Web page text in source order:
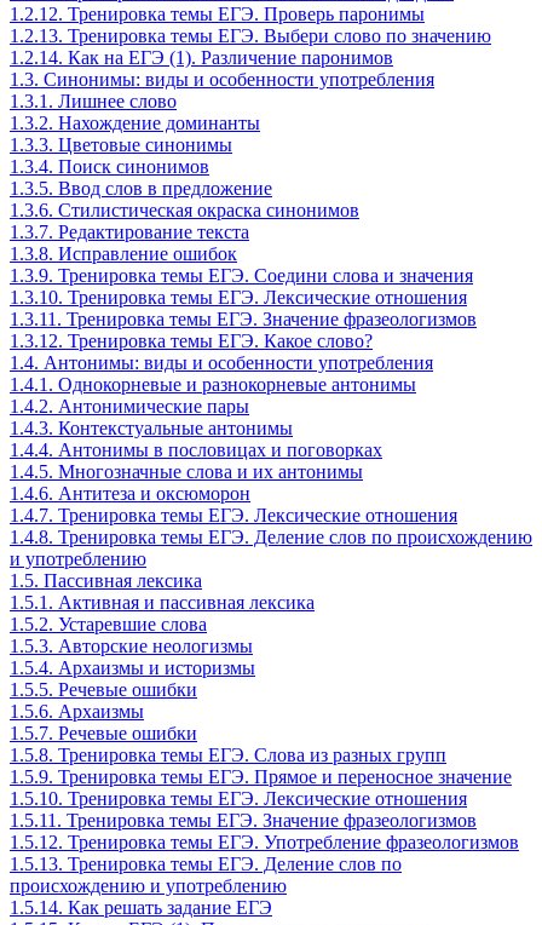
1.2.12. Тренировка темы ЕГЭ. Проверь паронимы
1.2.13. Тренировка темы ЕГЭ. Выбери слово по значению
1.2.14. Как на ЕГЭ (1). Различение паронимов
1.3. Синонимы: виды и особенности употребления
1.3.1. Лишнее слово
1.3.2. Нахождение доминанты
1.3.3. Цветовые синонимы
1.3.4. Поиск синонимов
1.3.5. Ввод слов в предложение
1.3.6. Стилистическая окраска синонимов
1.3.7. Редактирование текста
1.3.8. Исправление ошибок
1.3.9. Тренировка темы ЕГЭ. Соедини слова и значения
1.3.10. Тренировка темы ЕГЭ. Лексические отношения
1.3.11. Тренировка темы ЕГЭ. Значение фразеологизмов
1.3.12. Тренировка темы ЕГЭ. Какое слово?
1.4. Антонимы: виды и особенности употребления
1.4.1. Однокорневые и разнокорневые антонимы
1.4.2. Антонимические пары
1.4.3. Контекстуальные антонимы
1.4.4. Антонимы в пословицах и поговорках
1.4.5. Многозначные слова и их антонимы
1.4.6. Антитеза и оксюморон
1.4.7. Тренировка темы ЕГЭ. Лексические отношения
1.4.8. Тренировка темы ЕГЭ. Деление слов по происхождению
и употреблению
1.5. Пассивная лексика
1.5.1. Активная и пассивная лексика
1.5.2. Устаревшие слова
1.5.3. Авторские неологизмы
1.5.4. Архаизмы и историзмы
1.5.5. Речевые ошибки
1.5.6. Архаизмы
1.5.7. Речевые ошибки
1.5.8. Тренировка темы ЕГЭ. Слова из разных групп
1.5.9. Тренировка темы ЕГЭ. Прямое и переносное значение
1.5.10. Тренировка темы ЕГЭ. Лексические отношения
1.5.11. Тренировка темы ЕГЭ. Значение фразеологизмов
1.5.12. Тренировка темы ЕГЭ. Употребление фразеологизмов
1.5.13. Тренировка темы ЕГЭ. Деление слов по
происхождению и употреблению
1.5.14. Как решать задание ЕГЭ